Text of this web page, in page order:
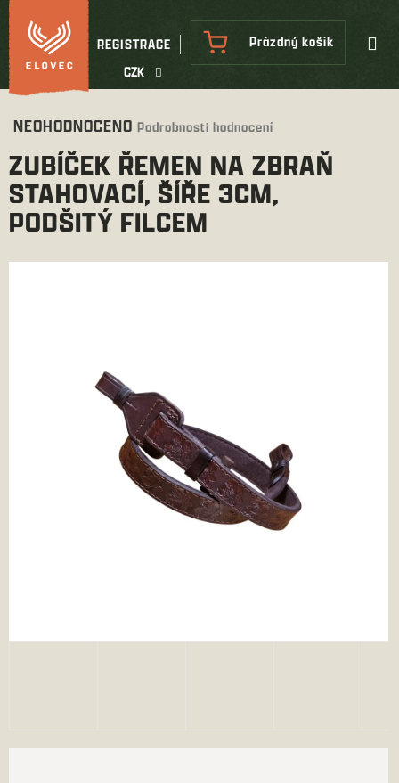
Přejít
na
obsah
CZK
REGISTRACE
NÁKUPNÍ
KOŠÍK
Prázdný košík
Průměrné
produktu
je
0,0
z
hvězdiček.
NEOHODNOCENO Podrobnosti hodnocení
ZUBÍČEK ŘEMEN NA ZBRAŇ
STAHOVACÍ, ŠÍŘE 3CM,
PODŠITÝ FILCEM